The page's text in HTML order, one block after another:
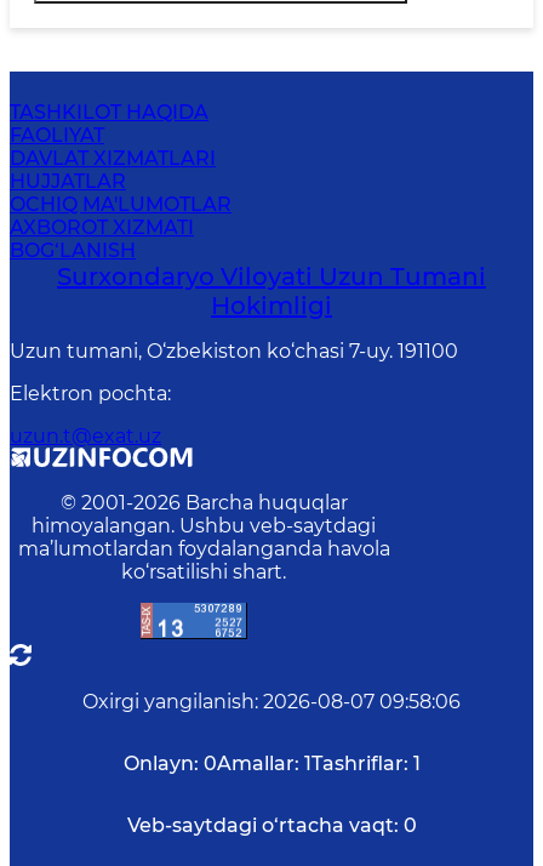
TASHKILOT HAQIDA
FAOLIYAT
DAVLAT XIZMATLARI
HUJJATLAR
OCHIQ MA'LUMOTLAR
AXBOROT XIZMATI
BOG‘LANISH
Surxondaryo Viloyati Uzun Tumani
Hokimligi
Uzun tumani, O‘zbekiston ko‘chasi 7-uy. 191100
Elektron pochta:
uzun.t@exat.uz
© 2001-2026 Barcha huquqlar
himoyalangan. Ushbu veb-saytdagi
ma’lumotlardan foydalanganda havola
ko‘rsatilishi shart.
Oxirgi yangilanish: 2026-08-07 09:58:06
Onlayn: 0Amallar: 1Tashriflar: 1
Veb-saytdagi o‘rtacha vaqt: 0